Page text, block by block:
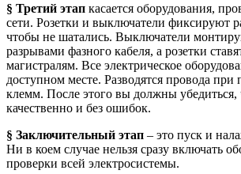
§ Третий этап касается оборудования,
сети. Розетки и выключатели фиксируют
чтобы не шатались. Выключатели
разрывами фазного кабеля, а розетки
магистралям. Все электрическое
доступном месте. Разводятся провода
клемм. После этого вы должны убедиться,
качественно и без ошибок.
§ Заключительный этап – это пуск и
Ни в коем случае нельзя сразу включать
проверки всей электросистемы.